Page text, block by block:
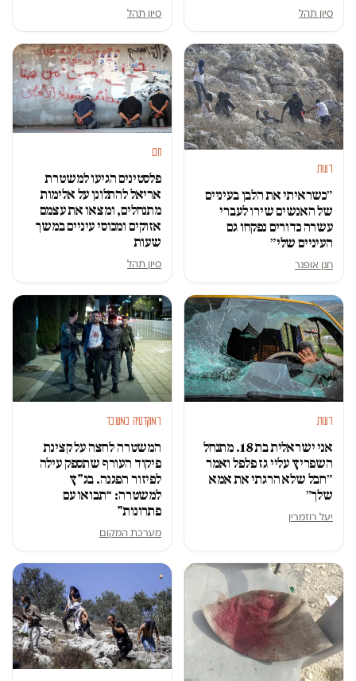
סיון תהל סיון תהל
דעות
״כשראיתי את הלבן בעיניים
של האנשים שירו לעברי
עשרה כדורים נפקחו גם
העיניים שלי״
חנן אופנר
חם
פלסטינים הגיעו למשטרת
אריאל להתלונן על אלימות
מתנחלים, ומצאו את עצמם
אזוקים ומכוסי עיניים במשך
שעות
סיון תהל
דעות
אני ישראלית בת 18. מתנחל
השפריץ עליי גז פלפל ואמר
״חבל שלא הרגתי את אמא
שלך״
יעל רוזמרין
דמוקרטיה במשבר
המשטרה לחצה על קצינת
פיקוד העורף שתספק עילה
לפיזור הפגנה. בג”ץ
למשטרה: “תבואו עם
פתרונות”
מערכת המקום